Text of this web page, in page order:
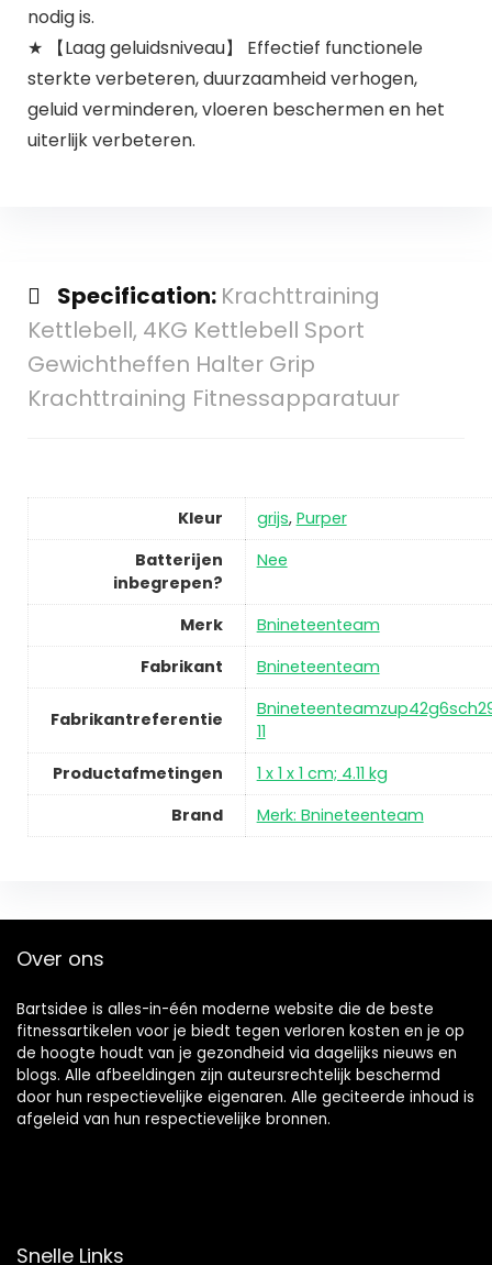
nodig is.
★ 【Laag geluidsniveau】 Effectief functionele
sterkte verbeteren, duurzaamheid verhogen,
geluid verminderen, vloeren beschermen en het
uiterlijk verbeteren.
Specification: Krachttraining
Kettlebell, 4KG Kettlebell Sport
Gewichtheffen Halter Grip
Krachttraining Fitnessapparatuur
Kleur grijs, Purper
Batterijen
inbegrepen?
Nee
Merk
Bnineteenteam
Fabrikant
Bnineteenteam
Fabrikantreferentie
11
Productafmetingen
1 x 1 x 1 cm; 4.11 kg
Brand
Merk: Bnineteenteam
Over ons
Bartsidee is alles-in-één moderne website die de beste
fitnessartikelen voor je biedt tegen verloren kosten en je op
de hoogte houdt van je gezondheid via dagelijks nieuws en
blogs. Alle afbeeldingen zijn auteursrechtelijk beschermd
door hun respectievelijke eigenaren. Alle geciteerde inhoud is
afgeleid van hun respectievelijke bronnen.
Snelle Links